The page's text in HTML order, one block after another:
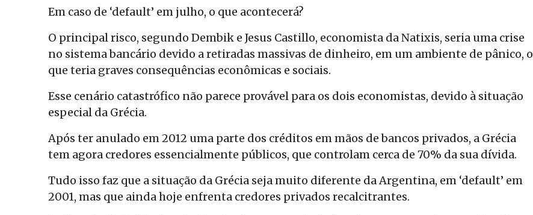
Em caso de ‘default’ em julho, o que acontecerá?
O principal risco, segundo Dembik e Jesus Castillo, economista da Natixis, seria uma crise
no sistema bancário devido a retiradas massivas de dinheiro, em um ambiente de pânico, o
que teria graves consequências econômicas e sociais.
Esse cenário catastrófico não parece provável para os dois economistas, devido à situação
especial da Grécia.
Após ter anulado em 2012 uma parte dos créditos em mãos de bancos privados, a Grécia
tem agora credores essencialmente públicos, que controlam cerca de 70% da sua dívida.
Tudo isso faz que a situação da Grécia seja muito diferente da Argentina, em ‘default’ em
2001, mas que ainda hoje enfrenta credores privados recalcitrantes.